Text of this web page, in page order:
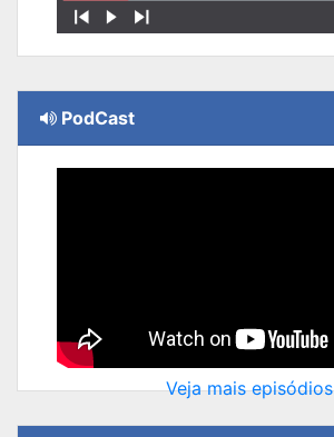
PodCast
Veja mais episódios